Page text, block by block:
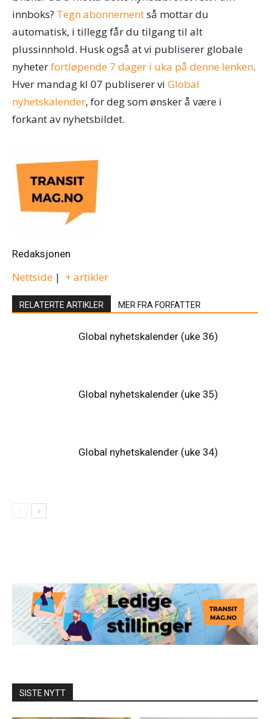
innboks? Tegn abonnementså mottar du
automatisk, i tillegg får du tilgang til alt
plussinnhold. Husk også at vi publiserer globale
nyheterfortløpende 7 dager i uka på denne lenken.
Hver mandag kl 07 publiserer vi Global
nyhetskalender, for deg som ønsker å være i
forkant av nyhetsbildet.
Redaksjonen
Nettside | + artikler
RELATERTE ARTIKLER MER FRA FORFATTER
Global nyhetskalender (uke 36)
Global nyhetskalender (uke 35)
Global nyhetskalender (uke 34)
SISTE NYTT